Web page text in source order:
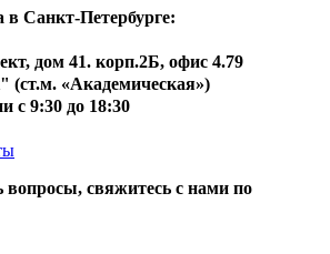
в Санкт-Петербурге:
дом 41. корп.2Б, офис 4.79
«Академическая»)
с 9:30 до 18:30
вопросы, свяжитесь с нами по